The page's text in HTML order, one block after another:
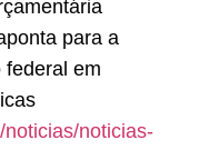
para a
federal em
noticias-